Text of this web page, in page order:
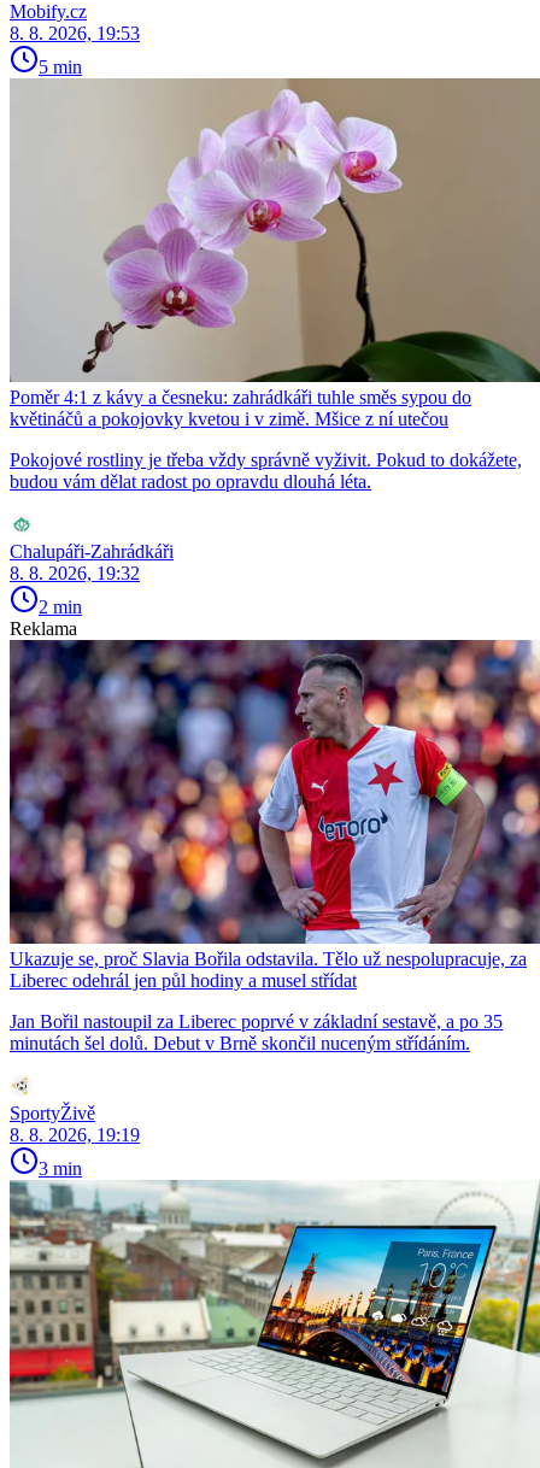
Mobify.cz
8. 8. 2026, 19:53
5 min
Poměr 4:1 z kávy a česneku: zahrádkáři tuhle směs sypou do
květináčů a pokojovky kvetou i v zimě. Mšice z ní utečou
Pokojové rostliny je třeba vždy správně vyživit. Pokud to dokážete,
budou vám dělat radost po opravdu dlouhá léta.
Chalupáři-Zahrádkáři
8. 8. 2026, 19:32
2 min
Reklama
Ukazuje se, proč Slavia Bořila odstavila. Tělo už nespolupracuje, za
Liberec odehrál jen půl hodiny a musel střídat
Jan Bořil nastoupil za Liberec poprvé v základní sestavě, a po 35
minutách šel dolů. Debut v Brně skončil nuceným střídáním.
SportyŽivě
8. 8. 2026, 19:19
3 min